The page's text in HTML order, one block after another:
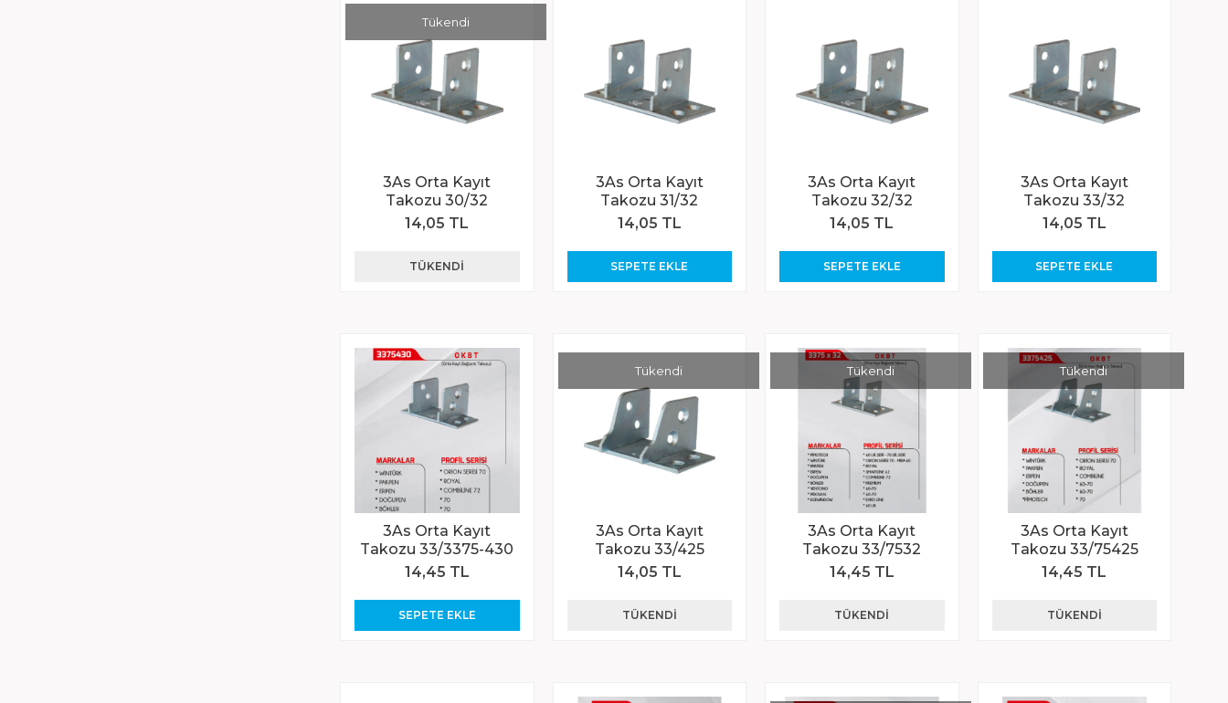
Tükendi
3As Orta Kayıt
Takozu 30/32
14,05 TL
TÜKENDI
3As Orta Kayıt
Takozu 31/32
14,05 TL
SEPETE EKLE
3As Orta Kayıt
Takozu 32/32
14,05 TL
SEPETE EKLE
3As Orta Kayıt
Takozu 33/32
14,05 TL
SEPETE EKLE
3As Orta Kayıt
Takozu 33/3375-430
14,45 TL
SEPETE EKLE
Tükendi
3As Orta Kayıt
Takozu 33/425
14,05 TL
TÜKENDI
Tükendi
3As Orta Kayıt
Takozu 33/7532
14,45 TL
TÜKENDI
Tükendi
3As Orta Kayıt
Takozu 33/75425
14,45 TL
TÜKENDI